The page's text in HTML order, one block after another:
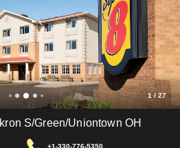
1/27
S/Green/Uniontown OH
+1-330-776-5350